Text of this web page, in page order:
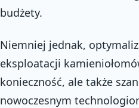
budżety.
Niemniej jednak,
eksploatacji
konieczność, ale także
nowoczesnym